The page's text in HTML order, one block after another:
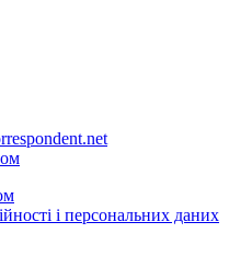
і персональних даних